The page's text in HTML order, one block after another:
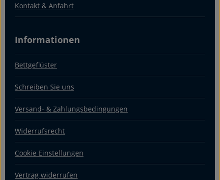
Kontakt & Anfahrt
Informationen
Bettgeflüster
Schreiben Sie uns
Versand- & Zahlungsbedingungen
Widerrufsrecht
Cookie Einstellungen
Vertrag widerrufen